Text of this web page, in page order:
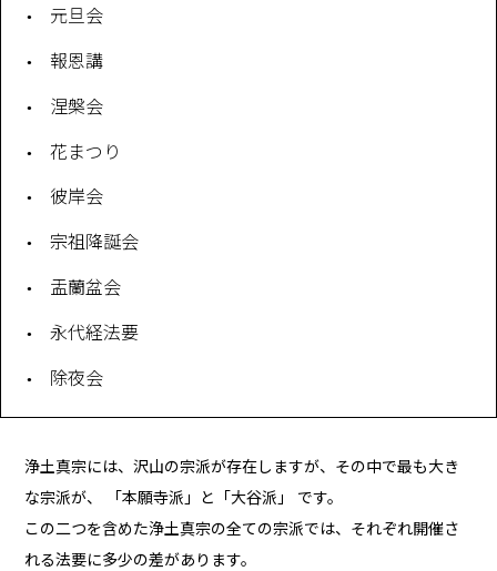
元旦会
報恩講
涅槃会
花まつり
彼岸会
宗祖降誕会
盂蘭盆会
永代経法要
除夜会
浄土真宗には、沢山の宗派が存在しますが、その中で最も大き
な宗派が、 「本願寺派」と「大谷派」 です。
この二つを含めた浄土真宗の全ての宗派では、それぞれ開催さ
れる法要に多少の差があります。